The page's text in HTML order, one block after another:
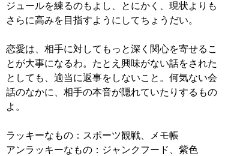
ジュールを練るのもよし、とにかく、現状よりも
さらに高みを目指すようにしてちょうだい。
恋愛は、相手に対してもっと深く関心を寄せるこ
とが大事になるわ。たとえ興味がない話をされた
としても、適当に返事をしないこと。何気ない会
話のなかに、相手の本音が隠れていたりするもの
よ。
ラッキーなもの：スポーツ観戦、メモ帳
アンラッキーなもの：ジャンクフード、紫色